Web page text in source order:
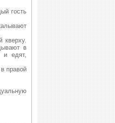
гость
кверху.
в
и едят,
правой